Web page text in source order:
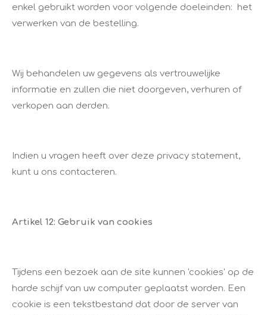
enkel gebruikt worden voor volgende doeleinden: het
verwerken van de bestelling.
Wij behandelen uw gegevens als vertrouwelijke
informatie en zullen die niet doorgeven, verhuren of
verkopen aan derden.
Indien u vragen heeft over deze privacy statement,
kunt u ons contacteren.
Artikel 12: Gebruik van cookies
Tijdens een bezoek aan de site kunnen 'cookies' op de
harde schijf van uw computer geplaatst worden. Een
cookie is een tekstbestand dat door de server van